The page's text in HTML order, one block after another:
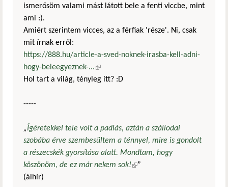
ismerősöm valami mást látott bele a fenti viccbe, mint
ami :).
Amiért szerintem vicces, az a férfiak 'része'. Ni, csak
mit írnak erről:
https://888.hu/article-a-sved-noknek-irasba-kell-adni-
hogy-beleegyeznek-...(külső hivatkozás)
Hol tart a világ, tényleg itt? :D
-----
„Ígéretekkel tele volt a padlás, aztán a szállodai
szobába érve szembesültem a ténnyel, mire is gondolt
a részecskék gyorsítása alatt. Mondtam, hogy
köszönöm, de ez már nekem sok!(külső hivatkozás)
”
(álhír)